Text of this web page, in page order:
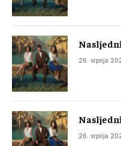
26. srpnja
26. srpnja